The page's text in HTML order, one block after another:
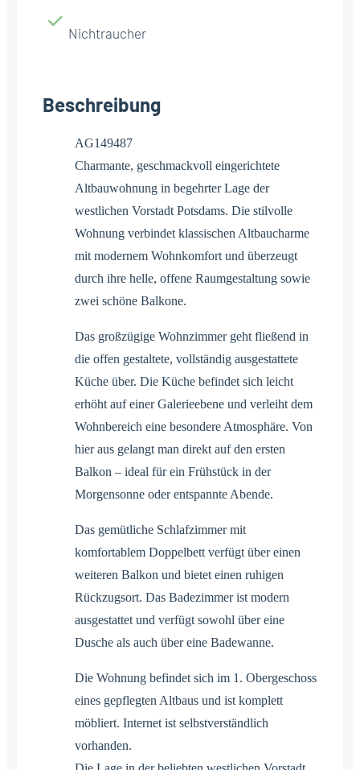
Nichtraucher
Beschreibung
AG149487
Charmante, geschmackvoll eingerichtete
Altbauwohnung in begehrter Lage der
westlichen Vorstadt Potsdams. Die stilvolle
Wohnung verbindet klassischen Altbaucharme
mit modernem Wohnkomfort und überzeugt
durch ihre helle, offene Raumgestaltung sowie
zwei schöne Balkone.
Das großzügige Wohnzimmer geht fließend in
die offen gestaltete, vollständig ausgestattete
Küche über. Die Küche befindet sich leicht
erhöht auf einer Galerieebene und verleiht dem
Wohnbereich eine besondere Atmosphäre. Von
hier aus gelangt man direkt auf den ersten
Balkon – ideal für ein Frühstück in der
Morgensonne oder entspannte Abende.
Das gemütliche Schlafzimmer mit
komfortablem Doppelbett verfügt über einen
weiteren Balkon und bietet einen ruhigen
Rückzugsort. Das Badezimmer ist modern
ausgestattet und verfügt sowohl über eine
Dusche als auch über eine Badewanne.
Die Wohnung befindet sich im 1. Obergeschoss
eines gepflegten Altbaus und ist komplett
möbliert. Internet ist selbstverständlich
vorhanden.